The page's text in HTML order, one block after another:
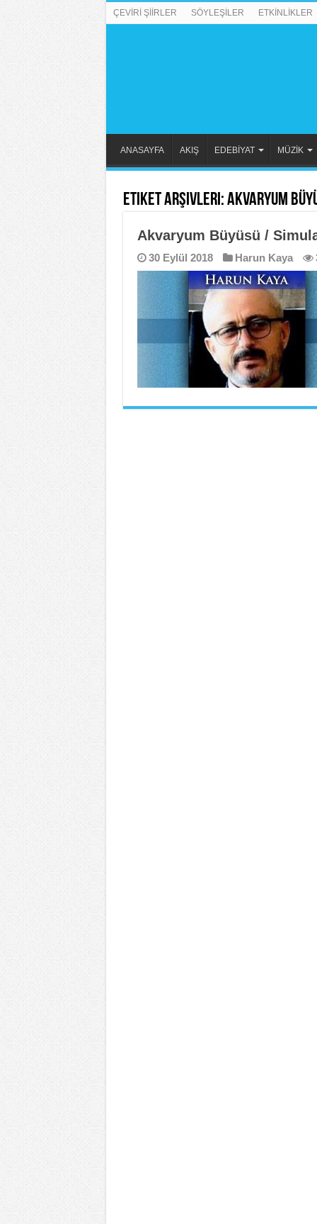
ÇEVİRİ ŞİİRLER SÖYLEŞİLER ETKİNLİKLER
ANASAYFA AKIŞ EDEBİYAT MÜZİK
Etiket Arşivleri:Akvaryum
Akvaryum Büyüsü /
30 Eylül 2018 Harun Kaya